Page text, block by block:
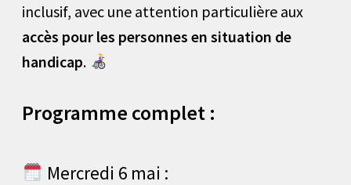
inclusif, avec une attention particulière aux
accès pour les personnes en situation de
handicap.
Programme complet :
Mercredi 6 mai :